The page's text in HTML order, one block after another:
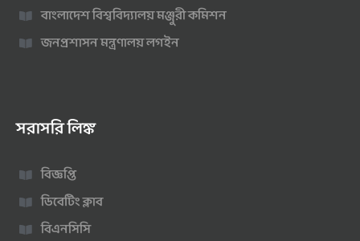
বাংলাদেশ বিশ্ববিদ্যালয় মঞ্জুরী কমিশন
জনপ্রশাসন মন্ত্রণালয় লগইন
সরাসরি লিঙ্ক
বিজ্ঞপ্তি
ডিবেটিং ক্লাব
বিএনসিসি